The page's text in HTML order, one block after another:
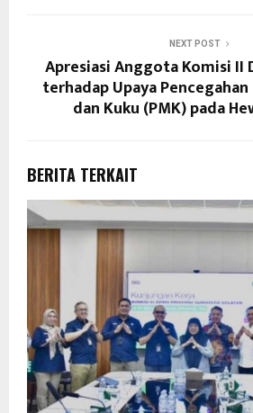
NEXT POST
Apresiasi Anggota Komisi II
terhadap Upaya
dan Kuku (PMK) pada
BERITA TERKAIT